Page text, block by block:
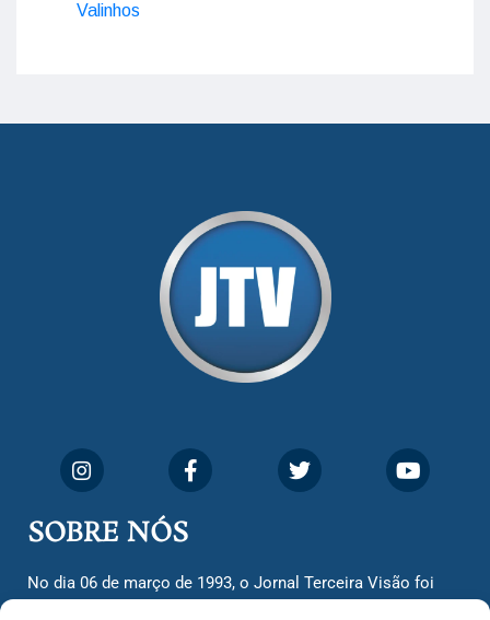
Valinhos
SOBRE NÓS
No dia 06 de março de 1993, o Jornal Terceira Visão foi